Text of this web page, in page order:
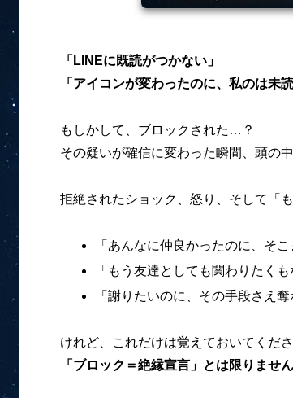
「LINEに既読がつかない」
「アイコンが変わったのに、私のは未読
もしかして、ブロックされた…？
その疑いが確信に変わった瞬間、頭の
拒絶されたショック、怒り、そして「
「あんなに仲良かったのに、そ
「もう友達としても関わりたくも
「謝りたいのに、その手段さえ奪
けれど、これだけは覚えておいてくださ
「ブロック＝絶縁宣言」とは限りません